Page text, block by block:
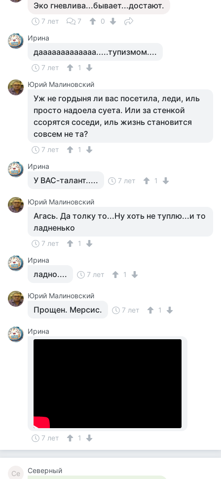
Эко гневлива...бывает...достают.
7 лет 7
0
Ирина
дааааааааааааа.....тупизмом....
7 лет
1
Юрий Малиновский
Уж не гордыня ли вас посетила, леди, иль
просто надоела суета. Или за стенкой
ссорятся соседи, иль жизнь становится
совсем не та?
7 лет
1
Ирина
У ВАС-талант..... 7 лет 1
Юрий Малиновский
Агась. Да толку то...Ну хоть не туплю...и то
ладненько
7 лет
1
Ирина
ладно.... 7 лет 1
Юрий Малиновский
Прощен. Мерсис. 7 лет 1
Ирина
7 лет 1
Се Северный